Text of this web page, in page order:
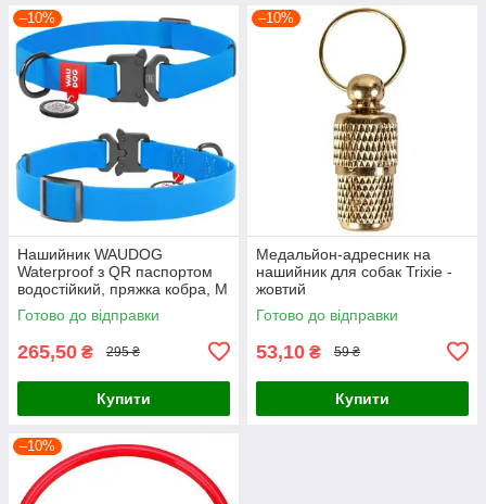
–10%
Нашийник WAUDOG
Waterproof з QR паспортом
водостійкий, пряжка кобра, M
(31-49 см, ширина-2,5 см)
Готово до відправки
265,50 ₴ 295 ₴
Купити
–10%
Медальйон-адресник на
нашийник для собак Trixie -
жовтий
Готово до відправки
53,10 ₴ 59 ₴
Купити
–10%